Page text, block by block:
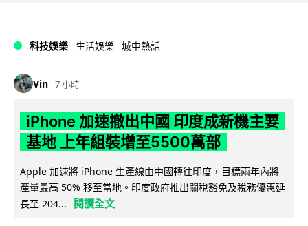
科技娛樂 生活娛樂 城中熱話
Vin 7 小時
iPhone 加速撤出中國 印度成新機主要
基地 上年組裝增至5500萬部
Apple 加速將 iPhone 生產線由中國轉往印度，目標兩年內將
產量最高 50% 移至當地。印度政府推出關稅豁免及稅務優惠延
長至 204...
閱讀全文